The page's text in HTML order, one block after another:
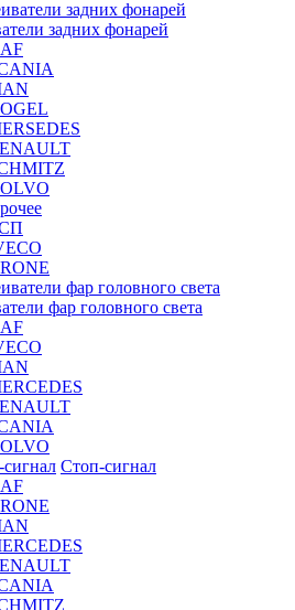
задних фонарей
фар головного света
Стоп-сигнал